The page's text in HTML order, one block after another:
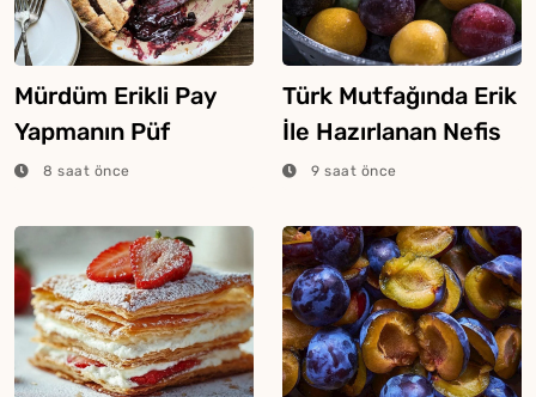
Mürdüm Erikli Pay
Yapmanın Püf
Noktaları
8 saat önce
Türk Mutfağında Erik
İle Hazırlanan Nefis
Yemekler
9 saat önce